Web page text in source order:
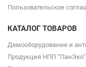
Пользовательское
КАТАЛОГ ТОВАРОВ
Демооборудование и
Продукция НПП “ПанЭко”